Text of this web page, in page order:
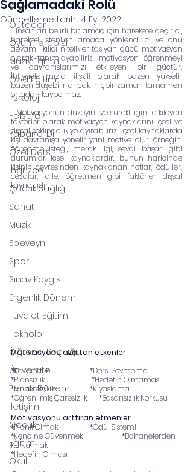
STEM
Outdoor
Oyun Terapisi
Müzik Eğitimi
Özel Eğitim
Psikoloji
Felsefe
Yabancı Dil
Özel Ders
İngilizce
Çocuk Sağlığı
Sanat
Müzik
Ebeveyn
Spor
Sınav Kaygısı
Ergenlik Dönemi
Tuvalet Eğitimi
Teknoloji
Öğrenci Koçluğu
Üniversite
Tercih Dönemi
İletişim
Çocuk
Eğitim
Okul
Sağlamadaki Rolü
Güncelleme tarihi: 4 Eyl 2022
  İnsanları belirli bir amaç için harekete geçirici,
hareketi istenilen amaca yönlendirici ve onu
devamlı kılıcı nitelikler taşıyan gücü motivasyon
olarak tanımlayabiliriz. motivasyon öğrenmeyi
ve davranışlarımızı etkileyen bir güçtür.
İhtiyaçlarımızla ilişkili olarak bazen yükselir
bazen düşebilir ancak, hiçbir zaman tamamen
ortadan kaybolmaz.
  Motivasyonun düzeyini ve sürekliliğini etkileyen
faktörler olarak motivasyon kaynaklarını içsel ve
dışsal şeklinde ikiye ayırabiliriz. İçsel kaynaklarda
kişi davranışa yönelir yani motive olur. örneğin;
öğrenme isteği, merak, ilgi, sevgi, başarı gibi
durumlar içsel kaynaklardır. bunun haricinde
kişinin çevresinden kaynaklanan notlar, ödüller,
cezalar, aile, öğretmen gibi faktörler dışsal
kaynaklıdır.
Motivasyonu azaltan etkenler
*Kararsızlık	                 *Dersi Sevmeme
*Plansızlık                          *Hedefin Olmaması
*Mazeretçilik	                 *Kıyaslama
*Öğrenilmiş Çaresizlik.      *Başarısızlık Korkusu
Motivasyonu arttıran etmenler
*Planlı Olmak	                 *Ödül Sistemi
*Kendine Güvenmek	        *Bahanelerden
Kurtulmak
*Hedefin Olması